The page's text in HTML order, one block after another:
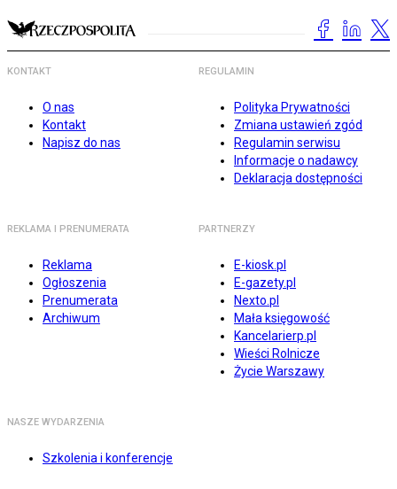
KONTAKT
O nas
Kontakt
Napisz do nas
REGULAMIN
Polityka Prywatności
Zmiana ustawień zgód
Regulamin serwisu
Informacje o nadawcy
Deklaracja dostępności
REKLAMA I PRENUMERATA
Reklama
Ogłoszenia
Prenumerata
Archiwum
PARTNERZY
E-kiosk.pl
E-gazety.pl
Nexto.pl
Mała księgowość
Kancelarierp.pl
Wieści Rolnicze
Życie Warszawy
NASZE WYDARZENIA
Szkolenia i konferencje